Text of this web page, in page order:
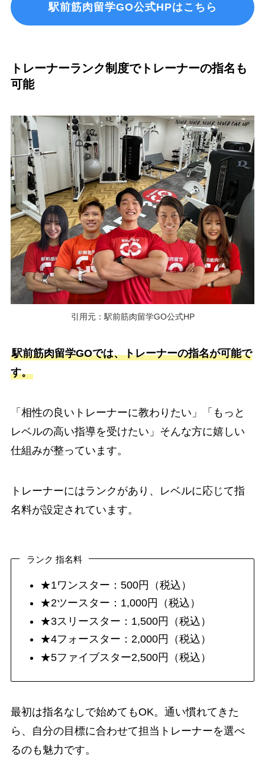
駅前筋肉留学GO公式HPはこちら
トレーナーランク制度でトレーナーの指名も
可能
引用元：駅前筋肉留学GO公式HP
駅前筋肉留学GOでは、トレーナーの指名が可能で
す。
「相性の良いトレーナーに教わりたい」「もっと
レベルの高い指導を受けたい」そんな方に嬉しい
仕組みが整っています。
トレーナーにはランクがあり、レベルに応じて指
名料が設定されています。
ランク 指名料
★1ワンスター：500円（税込）
★2ツースター：1,000円（税込）
★3スリースター：1,500円（税込）
★4フォースター：2,000円（税込）
★5ファイブスター2,500円（税込）
最初は指名なしで始めてもOK。通い慣れてきた
ら、自分の目標に合わせて担当トレーナーを選べ
るのも魅力です。